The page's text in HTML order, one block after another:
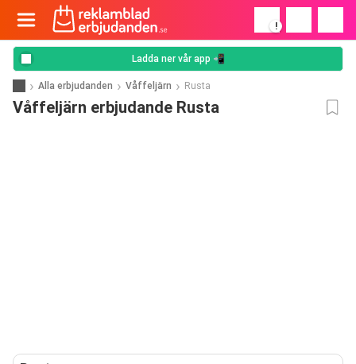
!
Ladda ner vår app 📲
Alla erbjudanden Våffeljärn Rusta
Våffeljärn erbjudande Rusta